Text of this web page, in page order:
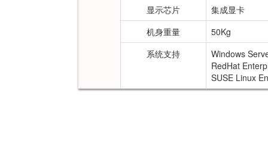
显示芯片
集成显卡
机身重量
50Kg
系统支持
Windows
RedHat
SUSE Linux